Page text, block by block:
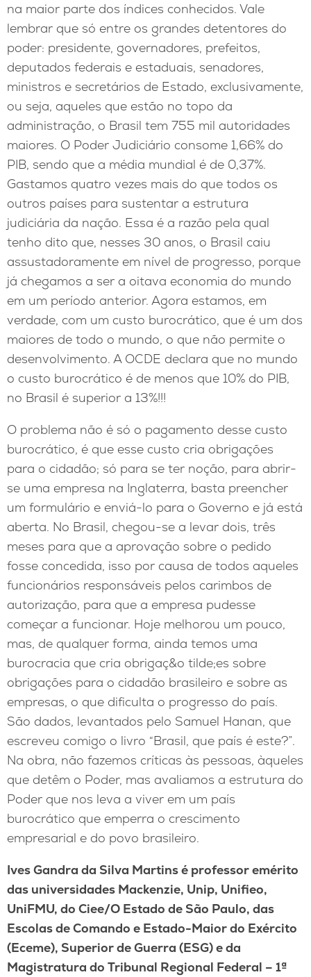
na maior parte dos índices conhecidos. Vale
lembrar que só entre os grandes detentores do
poder: presidente, governadores, prefeitos,
deputados federais e estaduais, senadores,
ministros e secretários de Estado, exclusivamente,
ou seja, aqueles que estão no topo da
administração, o Brasil tem 755 mil autoridades
maiores. O Poder Judiciário consome 1,66% do
PIB, sendo que a média mundial é de 0,37%.
Gastamos quatro vezes mais do que todos os
outros países para sustentar a estrutura
judiciária da nação. Essa é a razão pela qual
tenho dito que, nesses 30 anos, o Brasil caiu
assustadoramente em nível de progresso, porque
já chegamos a ser a oitava economia do mundo
em um período anterior. Agora estamos, em
verdade, com um custo burocrático, que é um dos
maiores de todo o mundo, o que não permite o
desenvolvimento. A OCDE declara que no mundo
o custo burocrático é de menos que 10% do PIB,
no Brasil é superior a 13%!!!
O problema não é só o pagamento desse custo
burocrático, é que esse custo cria obrigações
para o cidadão; só para se ter noção, para abrir-
se uma empresa na Inglaterra, basta preencher
um formulário e enviá-lo para o Governo e já está
aberta. No Brasil, chegou-se a levar dois, três
meses para que a aprovação sobre o pedido
fosse concedida, isso por causa de todos aqueles
funcionários responsáveis pelos carimbos de
autorização, para que a empresa pudesse
começar a funcionar. Hoje melhorou um pouco,
mas, de qualquer forma, ainda temos uma
burocracia que cria obrigaç&o tilde;es sobre
obrigações para o cidadão brasileiro e sobre as
empresas, o que dificulta o progresso do país.
São dados, levantados pelo Samuel Hanan, que
escreveu comigo o livro “Brasil, que país é este?”.
Na obra, não fazemos críticas às pessoas, àqueles
que detêm o Poder, mas avaliamos a estrutura do
Poder que nos leva a viver em um país
burocrático que emperra o crescimento
empresarial e do povo brasileiro.
Ives Gandra da Silva Martins é professor emérito
das universidades Mackenzie, Unip, Unifieo,
UniFMU, do Ciee/O Estado de São Paulo, das
Escolas de Comando e Estado-Maior do Exército
(Eceme), Superior de Guerra (ESG) e da
Magistratura do Tribunal Regional Federal – 1ª